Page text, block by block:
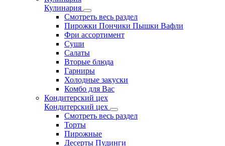
Кулинария
Смотреть весь раздел
Пирожки Пончики Пышки Вафли
Фри ассортимент
Суши
Салаты
Вторые блюда
Гарниры
Холодные закуски
Комбо для Вас
Кондитерский цех
Кондитерский цех
Смотреть весь раздел
Торты
Пирожные
Десерты Пудинги